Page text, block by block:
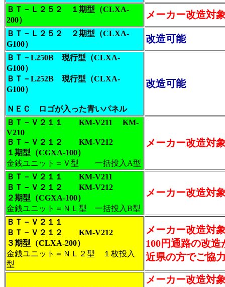
ＢＴ－Ｌ２５２ １期型（CLXA-
200）
メーカー改造対
ＢＴ－Ｌ２５２ ２期型（CLXA-
G100）
改造可能
ＢＴ－L250B 現行型（CLXA-
G100）
ＢＴ－L252B 現行型（CLXA-
G100）
ＮＥＣ ロゴが入った青いパネル
改造可能
ＢＴ－Ｖ２１１ KM-V211 KM-
V210
ＢＴ－Ｖ２１２ KM-V212
１期型（CGXA-100）
金銭ユニット＝Ｖ型 一括投入A型
メーカー改造対
ＢＴ－Ｖ２１１ KM-V211
ＢＴ－Ｖ２１２ KM-V212
２期型（CGXA-100）
金銭ユニット＝ＮＬ型 一括投入B型
メーカー改造対
ＢＴ－Ｖ２１１
ＢＴ－Ｖ２１２ KM-V212
３期型（CLXA-200）
金銭ユニット＝ＮＬ２型 １枚投入
型
メーカー改造対
100円通路の改造
近県の方でご協
メーカー改造対